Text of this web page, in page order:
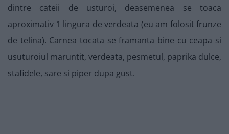
dintre cateii de usturoi, deasemenea se toaca
aproximativ 1 lingura de verdeata (eu am folosit frunze
de telina). Carnea tocata se framanta bine cu ceapa si
usuturoiul maruntit, verdeata, pesmetul, paprika dulce,
stafidele, sare si piper dupa gust.